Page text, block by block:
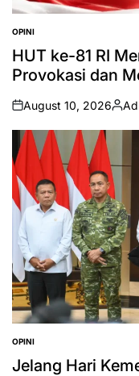
POSTED
IN
OPINI
HUT ke-81 RI
Provokasi dan
on
August 10, 2026
by
POSTED
IN
OPINI
Jelang Hari